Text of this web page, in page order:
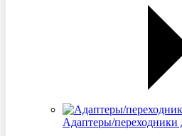
Адаптеры/переходники